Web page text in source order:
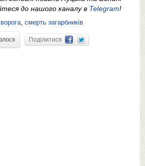
до нашого каналу в Telegram!
смерть загарбників
Поділитися